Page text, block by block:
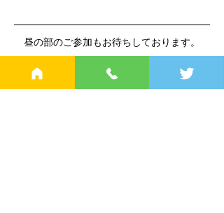
昼の部のご参加もお待ちしております。